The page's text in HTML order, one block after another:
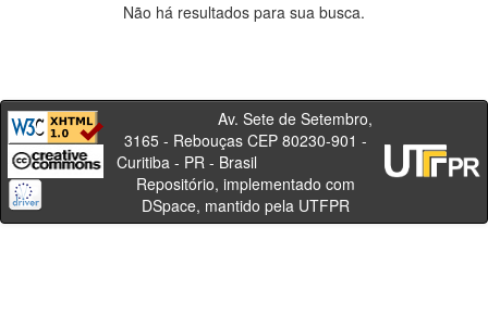
Não há resultados para sua busca.
Av. Sete de Setembro,
3165 - Rebouças CEP 80230-901 -
Curitiba - PR - Brasil
Repositório, implementado com
DSpace, mantido pela UTFPR